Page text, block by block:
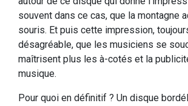
souvent dans ce cas, que la montagne
souris. Et puis cette impression,
désagréable, que les musiciens se
maîtrisent plus les à-cotés et la
musique.
Pour quoi en définitif ? Un disque